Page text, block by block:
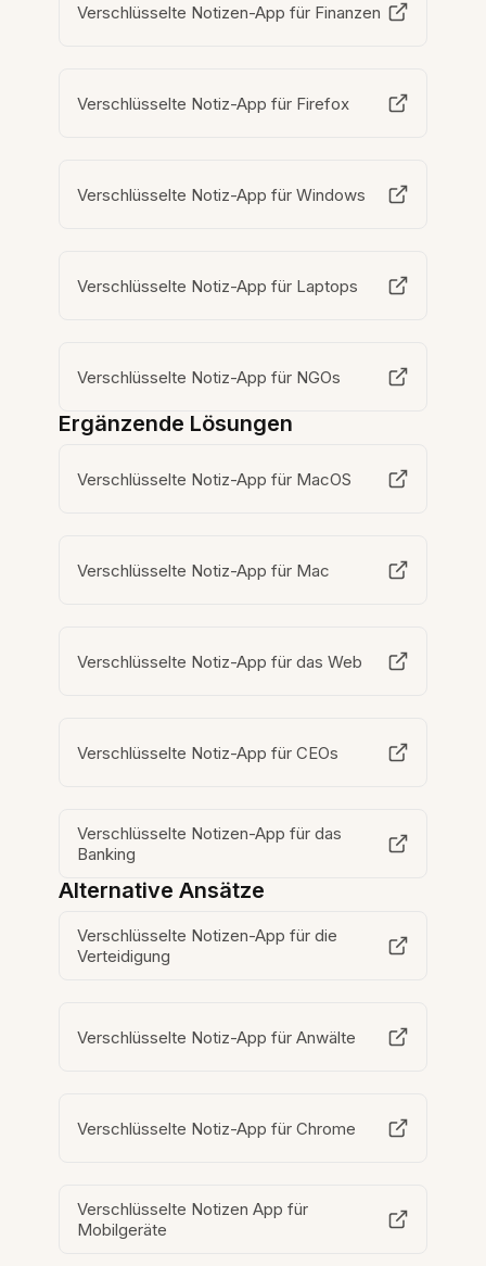
Verschlüsselte Notizen-App für Finanzen
Verschlüsselte Notiz-App für Firefox
Verschlüsselte Notiz-App für Windows
Verschlüsselte Notiz-App für Laptops
Verschlüsselte Notiz-App für NGOs
Ergänzende Lösungen
Verschlüsselte Notiz-App für MacOS
Verschlüsselte Notiz-App für Mac
Verschlüsselte Notiz-App für das Web
Verschlüsselte Notiz-App für CEOs
Verschlüsselte Notizen-App für das
Banking
Alternative Ansätze
Verschlüsselte Notizen-App für die
Verteidigung
Verschlüsselte Notiz-App für Anwälte
Verschlüsselte Notiz-App für Chrome
Verschlüsselte Notizen App für
Mobilgeräte